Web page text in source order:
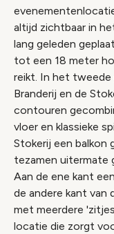
altijd zichtbaar in
lang geleden
tot een 18 meter
reikt. In het tweede
Branderij en de
contouren
vloer en klassieke
Stokerij een balkon
tezamen uitermate
Aan de ene kant
de andere kant van
met meerdere
locatie die zorgt